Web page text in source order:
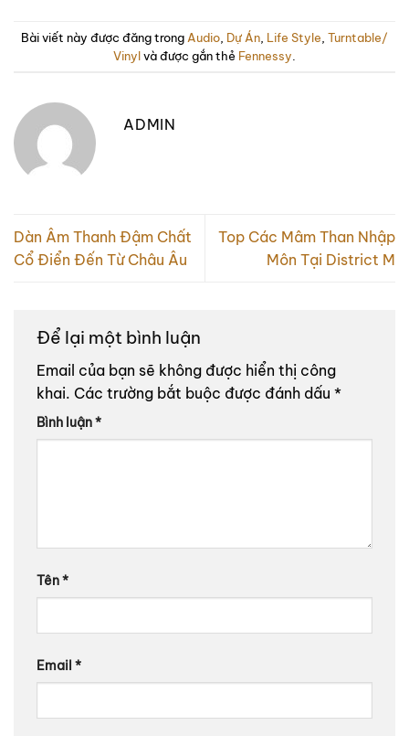
Bài viết này được đăng trong Audio Dự Án Life Style Turntable/
Vinylvà được gắn thẻ Fennessy
ADMIN
Dàn Âm Thanh Đậm Chất
Cổ Điển Đến Từ Châu Âu
Top Các Mâm Than Nhập
Môn Tại District M
Để lại một bình luận
Email của bạn sẽ không được hiển thị công
khai. Các trường bắt buộc được đánh dấu *
Bình luận*
Tên*
Email *